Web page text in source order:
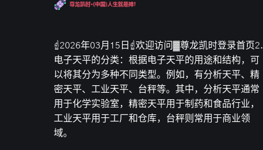
☝2026年03月15日☝欢迎访问▓尊龙凯时登录首页2.
电子天平的分类：根据电子天平的用途和结构，可
以将其分为多种不同类型。例如，有分析天平、精
密天平、工业天平、台秤等。其中，分析天平通常
用于化学实验室，精密天平用于制药和食品行业，
工业天平用于工厂和仓库，台秤则常用于商业领
域。